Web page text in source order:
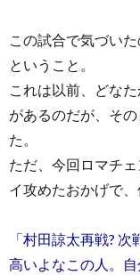
この試合で気づい
ということ。
これは以前、どな
があるのだが、そ
た。
ただ、今回ロマチ
イ攻めたおかげで
「村田諒太再戦?
高いよなこの人。